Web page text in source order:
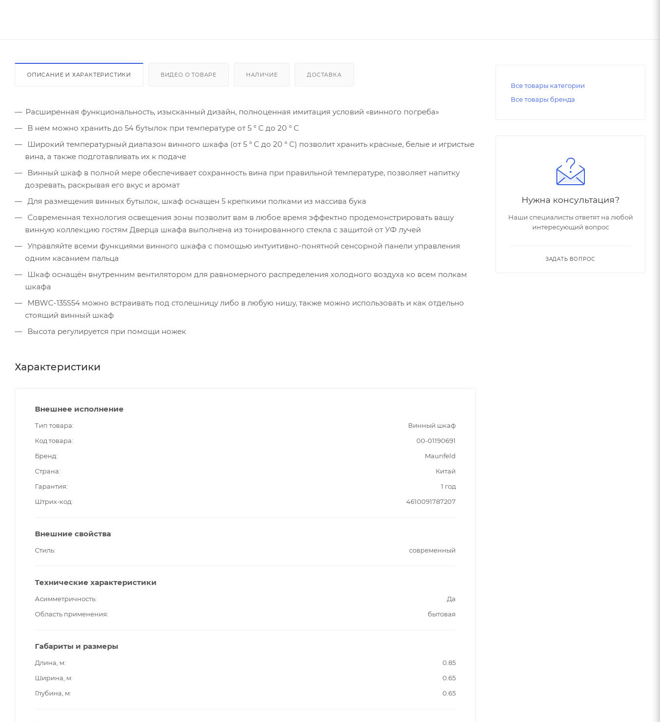
ОПИСАНИЕ И ХАРАКТЕРИСТИКИ ВИДЕО О ТОВАРЕ НАЛИЧИЕ ДОСТАВКА
Расширенная функциональность, изысканный дизайн, полноценная имитация условий «винного погреба»
В нем можно хранить до 54 бутылок при температуре от 5 ° C до 20 ° C
Широкий температурный диапазон винного шкафа (от 5 ° C до 20 ° C) позволит хранить красные, белые и игристые
вина, а также подготавливать их к подаче
Винный шкаф в полной мере обеспечивает сохранность вина при правильной температуре, позволяет напитку
дозревать, раскрывая его вкус и аромат
Для размещения винных бутылок, шкаф оснащен 5 крепкими полками из массива бука
Современная технология освещения зоны позволит вам в любое время эффектно продемонстрировать вашу
винную коллекцию гостям Дверца шкафа выполнена из тонированного стекла с защитой от УФ лучей
Управляйте всеми функциями винного шкафа с помощью интуитивно-понятной сенсорной панели управления
одним касанием пальца
Шкаф оснащён внутренним вентилятором для равномерного распределения холодного воздуха ко всем полкам
шкафа
MBWC-135S54 можно встраивать под столешницу либо в любую нишу, также можно использовать и как отдельно
стоящий винный шкаф
Высота регулируется при помощи ножек
Характеристики
Внешнее исполнение
Тип товара
Винный шкаф
Код товара
00-01190691
Бренд
Maunfeld
Страна
Китай
Гарантия
1 год
Штрих-код
4610091787207
Внешние свойства
Стиль современный
Технические характеристики
Асимметричность
Да
Область применения
бытовая
Габариты и размеры
Длина, м
0.85
Ширина, м
0.65
Глубина, м
0.65
Все товары категории
Все товары бренда
Нужна консультация?
Наши специалисты ответят на любой
интересующий вопрос
ЗАДАТЬ ВОПРОС